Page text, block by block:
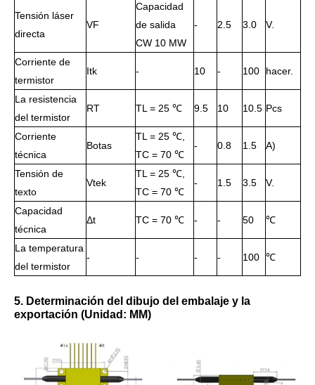
Tensión láser
directa
VF
Capacidad
de salida
CW 10 MW
- 2.5 3.0 V.
Corriente de
termistor
Itk - 10 - 100 hacer.
La resistencia
del termistor
RT TL = 25 ℃ 9.5 10 10.5 Pcs
Corriente
técnica
Botas
TL = 25 ℃,
TC = 70 ℃
- 0.8 1.5 A)
Tensión de
texto
Vtek
TL = 25 ℃,
TC = 70 ℃
- 1.5 3.5 V.
Capacidad
técnica
Δt TC = 70 ℃ - - 50 ℃
La temperatura
del termistor
- - - - 100 ℃
5. Determinación del dibujo del embalaje y la
exportación (Unidad: MM)